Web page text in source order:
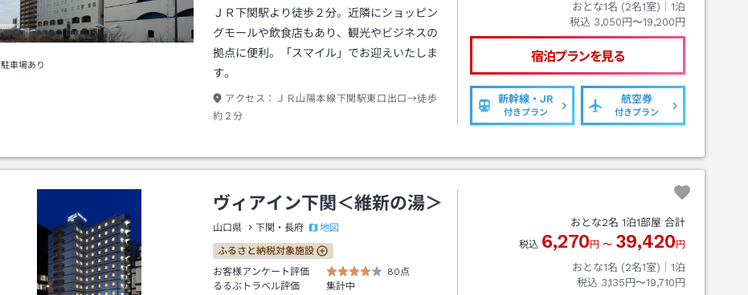
駐車場あり
ＪＲ下関駅より徒歩２分。近隣にショッピン
グモールや飲食店もあり、観光やビジネスの
拠点に便利。「スマイル」でお迎えいたしま
す。
アクセス：
ＪＲ山陽本線下関駅東口出口→徒歩
約２分
おとな1名 (2名1室)｜ 1泊
税込 3,050円〜19,200円
宿泊プランを見る
新幹線・JR
付きプラン
航空券
付きプラン
ヴィアイン下関＜維新の湯＞
山口県 下関・長府 地図
ふるさと納税対象施設
お客様アンケート評価
80点
るるぶトラベル評価
集計中
おとな2名 1泊1部屋 合計
税込 6,270 円 〜 39,420 円
おとな1名 (2名1室)｜ 1泊
税込 3,135円〜19,710円